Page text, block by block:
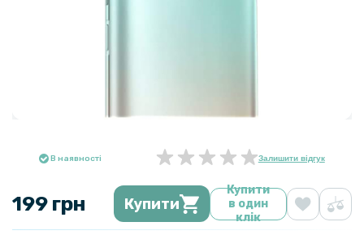
В наявності Залишити відгук
199 грн Купити
Купити
в один
клік